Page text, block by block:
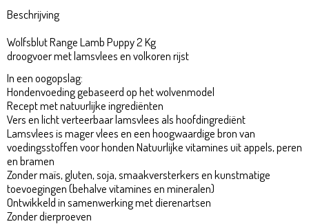
Beschrijving
Wolfsblut Range Lamb Puppy 2 Kg
droogvoer met lamsvlees en volkoren rijst
In een oogopslag:
Hondenvoeding gebaseerd op het wolvenmodel
Recept met natuurlijke ingrediënten
Vers en licht verteerbaar lamsvlees als hoofdingrediënt
Lamsvlees is mager vlees en een hoogwaardige bron van
voedingsstoffen voor honden Natuurlijke vitamines uit appels, peren
en bramen
Zonder maïs, gluten, soja, smaakversterkers en kunstmatige
toevoegingen (behalve vitamines en mineralen)
Ontwikkeld in samenwerking met dierenartsen
Zonder dierproeven